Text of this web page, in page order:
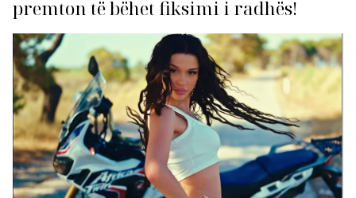
premton të bëhet fiksimi i radhës!